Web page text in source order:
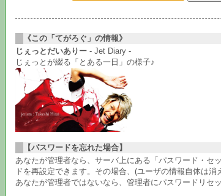
《この「てがろぐ」の情報》
じぇっとだいありー - Jet Diary -
じぇっとが綴る「とある一日」の様子♪
【パスワードを忘れた場合】
あなたが管理者なら、サーバ上にある「パスワード・セ
ドを再設定できます。その場合、(ユーザの情報自体は
あなたが管理者ではないなら、管理者にパスワードリセ